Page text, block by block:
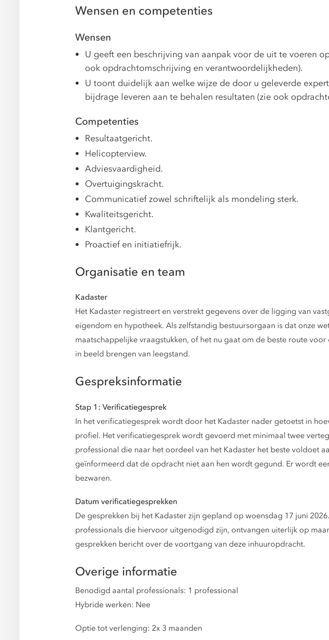
Wensen en competenties
Wensen
U geeft een beschrijving van aanpak voor de uit te voeren
ook opdrachtomschrijving en verantwoordelijkheden).
U toont duidelijk aan welke wijze de door u geleverde
bijdrage leveren aan te behalen resultaten (zie ook
Competenties
Resultaatgericht.
Helicopterview.
Adviesvaardigheid.
Overtuigingskracht.
Communicatief zowel schriftelijk als mondeling sterk.
Kwaliteitsgericht.
Klantgericht.
Proactief en initiatiefrijk.
Organisatie en team
Kadaster
Het Kadaster registreert en verstrekt gegevens over de ligging van
eigendom en hypotheek. Als zelfstandig bestuursorgaan is dat onze
maatschappelijke vraagstukken, of het nu gaat om de beste route
in beeld brengen van leegstand.
Gespreksinformatie
Stap 1: Verificatiegesprek
In het verificatiegesprek wordt door het Kadaster nader getoetst in
profiel. Het verificatiegesprek wordt gevoerd met minimaal twee
professional die naar het oordeel van het Kadaster het beste voldoet
geïnformeerd dat de opdracht niet aan hen wordt gegund. Er wordt
bezwaren.
Datum verificatiegesprekken
De gesprekken bij het Kadaster zijn gepland op woensdag 17 juni
professionals die hiervoor uitgenodigd zijn, ontvangen uiterlijk op
gesprekken bericht over de voortgang van deze inhuuropdracht.
Overige informatie
Benodigd aantal professionals: 1 professional
Hybride werken: Nee
Optie tot verlenging: 2x 3 maanden